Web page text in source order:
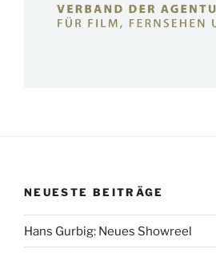
NEUESTE BEITRÄGE
Hans Gurbig: Neues Showreel